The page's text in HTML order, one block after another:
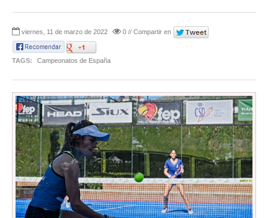
viernes, 11 de marzo de 2022 0 // Compartir en
TAGS: Campeonatos de España